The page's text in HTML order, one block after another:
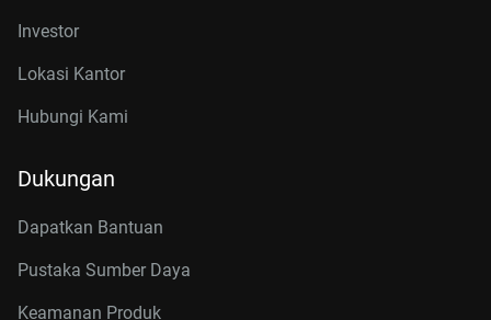
Investor
Lokasi Kantor
Hubungi Kami
Dukungan
Dapatkan Bantuan
Pustaka Sumber Daya
Keamanan Produk